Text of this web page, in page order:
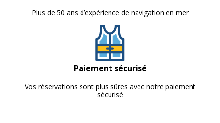
Plus de 50 ans d’expérience de navigation en mer
Paiement sécurisé
Vos réservations sont plus sûres avec notre paiement
sécurisé